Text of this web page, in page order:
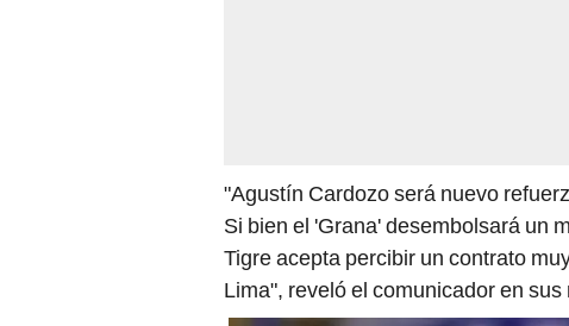
"Agustín Cardozo será nuevo
Si bien el 'Grana' desembolsará un
Tigre acepta percibir un contrato
Lima", reveló el comunicador en